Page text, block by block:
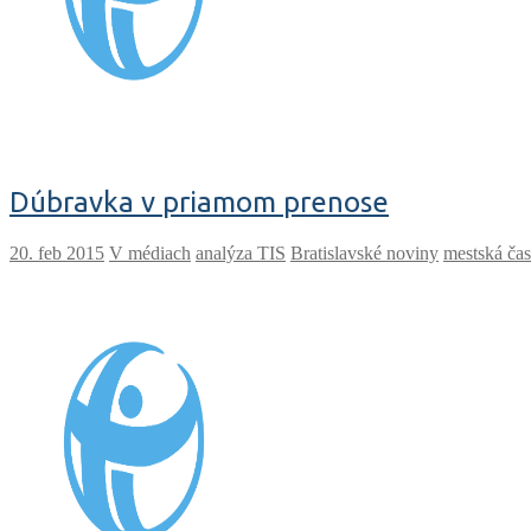
Dúbravka v priamom prenose
V médiach analýza TIS Bratislavské noviny mestská